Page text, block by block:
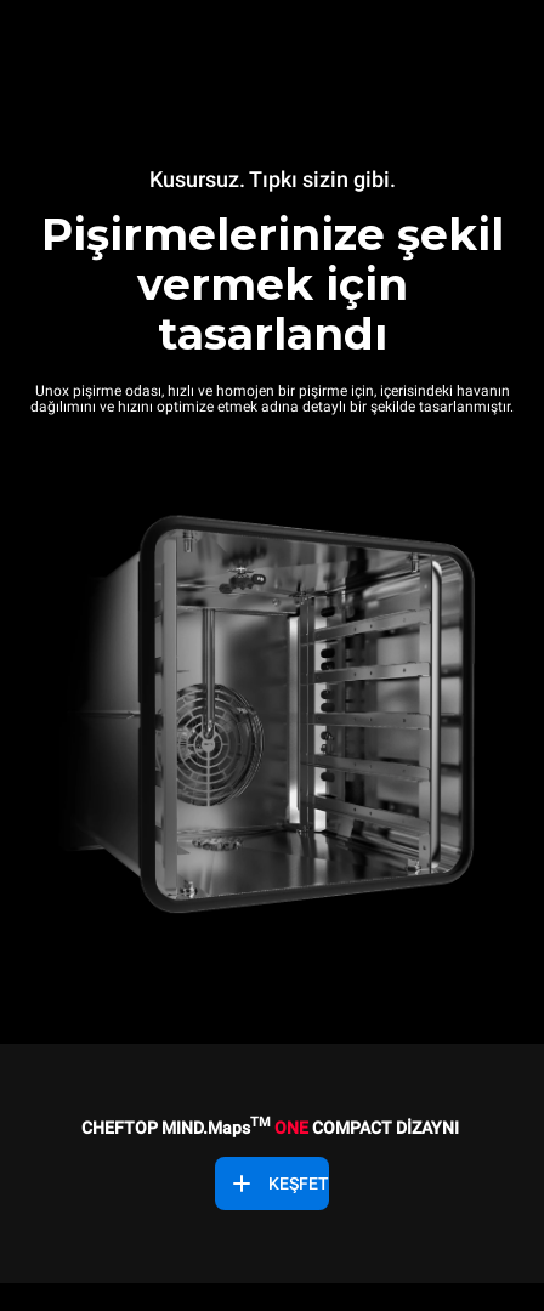
Kusursuz. Tıpkı sizin gibi.
Pişirmelerinize şekil
vermek için
tasarlandı
Unox pişirme odası, hızlı ve homojen bir pişirme için, içerisindeki havanın
dağılımını ve hızını optimize etmek adına detaylı bir şekilde tasarlanmıştır.
CHEFTOP MIND.MapsTM ONECOMPACT DİZAYNI
KEŞFET